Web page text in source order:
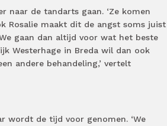
naar de tandarts gaan. ‘Ze komen
Rosalie maakt dit de angst soms juist
gaan dan altijd voor wat het beste
Westerhage in Breda wil dan ook
andere behandeling,’ vertelt
wordt de tijd voor genomen. ‘We